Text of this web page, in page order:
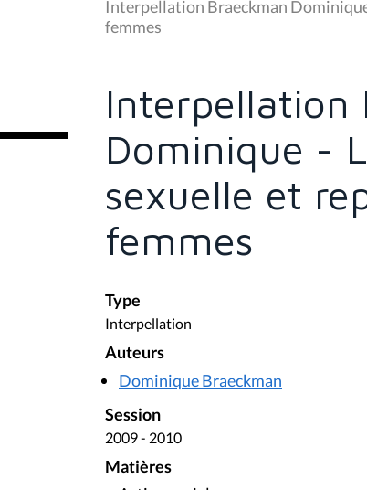
u
s
ê
Interpellation Braeckman
femmes
Interpellation
Dominique -
sexuelle et
femmes
Type
Interpellation
Auteurs
Dominique Braeckman
Session
2009 - 2010
Matières